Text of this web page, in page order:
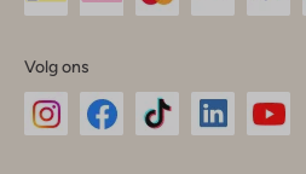
Volg ons